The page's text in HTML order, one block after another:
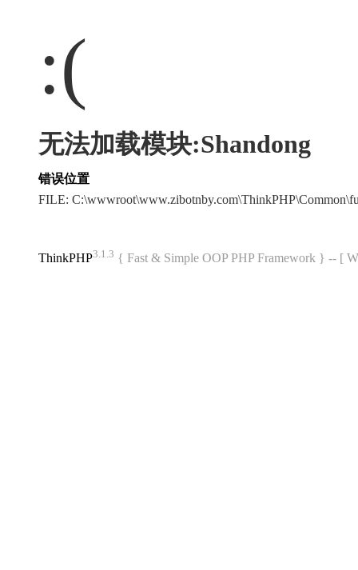
:(
无法加载模块:Shandong
错误位置
FILE:
ThinkPHP3.1.3 { Fast & Simple OOP PHP Framework } -- [